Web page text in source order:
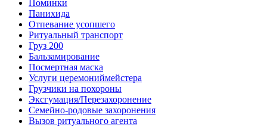
Поминки
Панихида
Отпевание усопшего
Ритуальный транспорт
Груз 200
Бальзамирование
Посмертная маска
Услуги церемониймейстера
Грузчики на похороны
Эксгумация/Перезахоронение
Семейно-родовые захоронения
Вызов ритуального агента